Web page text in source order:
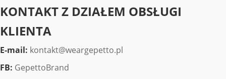
KONTAKT Z DZIAŁEM OBSŁUGI
KLIENTA
E-mail: kontakt@weargepetto.pl
FB: GepettoBrand